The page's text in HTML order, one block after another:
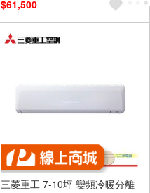
及使用6期以上分期0利率,需付
基本安裝運費)
滿額折$500
$61,500
三菱重工 7-10坪 變頻冷暖分離